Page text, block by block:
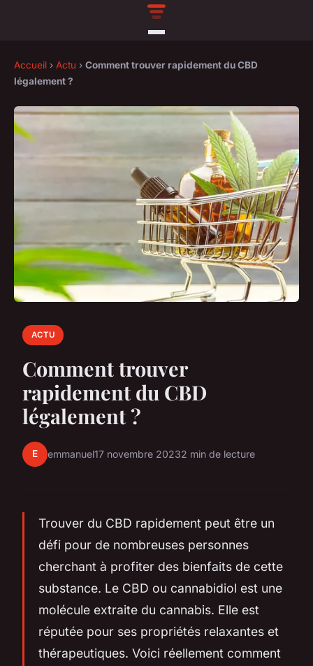
Accueil › Actu › Comment trouver rapidement du CBD
légalement ?
ACTU
Comment trouver
rapidement du CBD
légalement ?
E emmanuel17 novembre 20232 min de lecture
Trouver du CBD rapidement peut être un
défi pour de nombreuses personnes
cherchant à profiter des bienfaits de cette
substance. Le CBD ou cannabidiol est une
molécule extraite du cannabis. Elle est
réputée pour ses propriétés relaxantes et
thérapeutiques. Voici réellement comment